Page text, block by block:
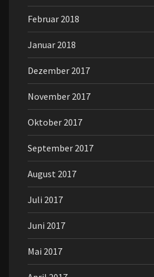
Februar 2018
Januar 2018
Dezember 2017
November 2017
Oktober 2017
September 2017
August 2017
Juli 2017
Juni 2017
Mai 2017